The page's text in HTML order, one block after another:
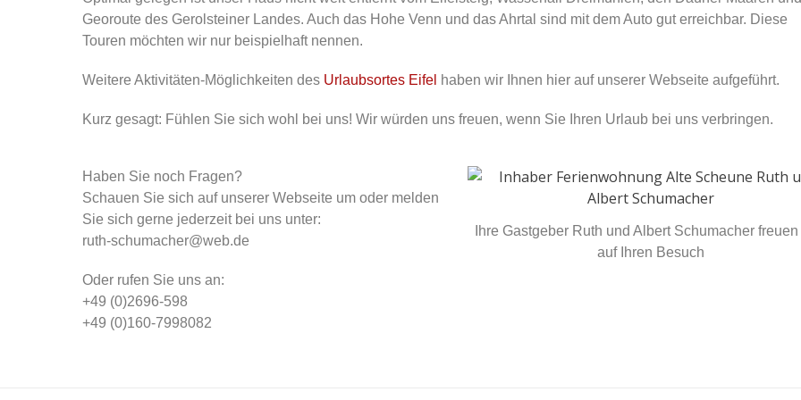
Georoute des Gerolsteiner Landes. Auch das Hohe Venn und das Ahrtal sind mit dem Auto gut erreichbar. Diese
Touren möchten wir nur beispielhaft nennen.
Weitere Aktivitäten-Möglichkeiten des Urlaubsortes Eifel haben wir Ihnen hier auf unserer Webseite aufgeführt.
Kurz gesagt: Fühlen Sie sich wohl bei uns! Wir würden uns freuen, wenn Sie Ihren Urlaub bei uns verbringen.
Haben Sie noch Fragen?
Schauen Sie sich auf unserer Webseite um oder melden
Sie sich gerne jederzeit bei uns unter:
ruth-schumacher@web.de
Oder rufen Sie uns an:
+49 (0)2696-598
+49 (0)160-7998082
Ihre Gastgeber Ruth und Albert Schumacher
auf Ihren Besuch